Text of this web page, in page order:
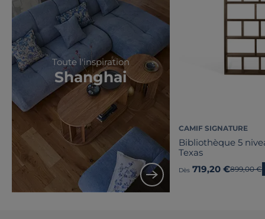
Toute l'inspiration
Shanghai
CAMIF SIGNATURE
Bibliothèque 5
Texas
Dès 719,20 €Ancien
899,00 €